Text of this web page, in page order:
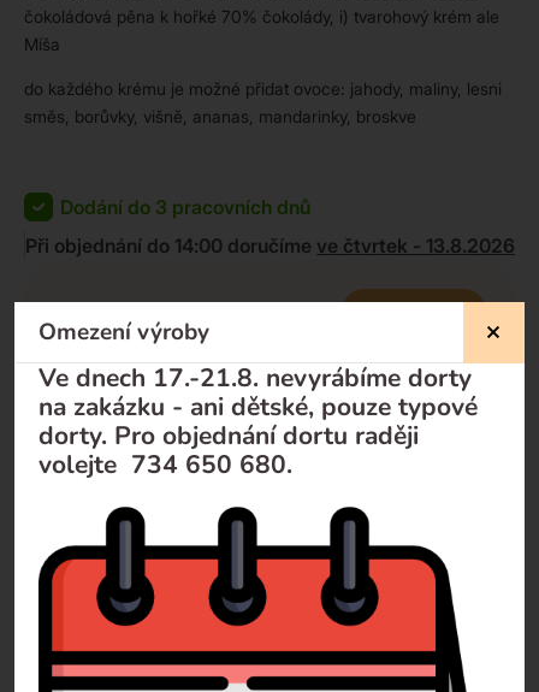
čokoládová pěna k hořké 70% čokolády, i) tvarohový krém ale
Míša
do každého krému je možné přidat ovoce: jahody, maliny, lesni
směs, borůvky, višně, ananas, mandarinky, broskve
Dodání do 3 pracovních dnů
Při objednání do 14:00 doručíme ve čtvrtek - 13.8.2026
1 500Kč
1 339Kč - +
Nevíte si rady?
Pomůžeme Vám
Volejte
Pište
Omezení výroby
Ve dnech 17.-21.8. nevyrábíme dorty
na zakázku - ani dětské, pouze typové
dorty. Pro objednání dortu raději
volejte 734 650 680.